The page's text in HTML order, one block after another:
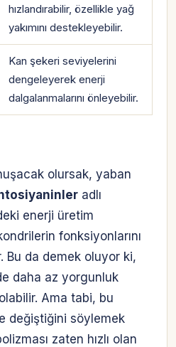
hızlandırabilir, özellikle yağ
yakımını destekleyebilir.
Kan şekeri seviyelerini
dengeleyerek enerji
dalgalanmalarını önleyebilir.
olursak, yaban
adlı
enerji üretim
fonksiyonlarını
Bu da demek oluyor ki,
daha az yorgunluk
Ama tabi, bu
değiştiğini söylemek
zaten hızlı olan